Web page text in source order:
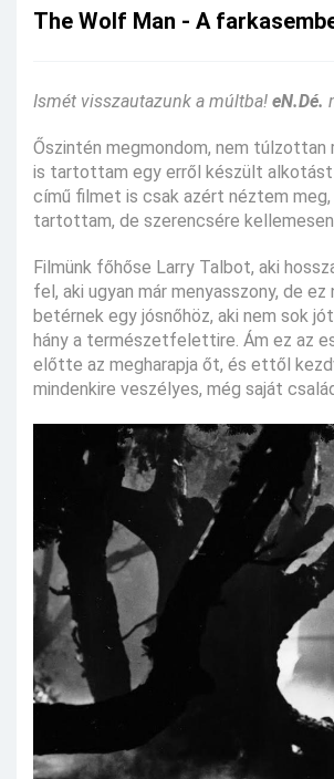
The Wolf Man - A
Ismét visszautazunk a múltba! eN.Dé.
Őszintén megmondom, nem túlzottan
is tartottam egy erről készült alkotást
című filmet is csak azért néztem
tartottam, de szerencsére
Filmünk főhőse Larry Talbot, aki
fel, aki ugyan már menyasszony, de
betérnek egy jósnőhöz, aki nem sok
hány a természetfelettire. Ám ez az
előtte az megharapja őt, és ettől
mindenkire veszélyes, még saját